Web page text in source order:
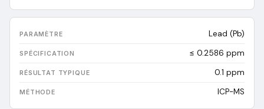
Lead (Pb)
≤ 0.2586 ppm
0.1 ppm
ICP-MS